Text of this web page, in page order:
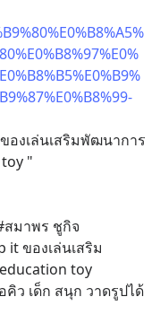
องเล่นเสริมพัฒนาการ
"
สมาพร ชูกิจ
it ของเล่นเสริม
toy
ว เด็ก สนุก วาดรูปได้